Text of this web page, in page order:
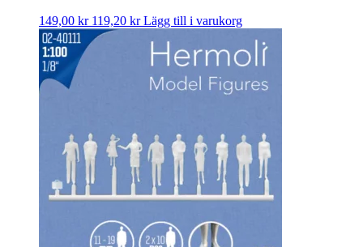
149,00 kr 119,20 kr Lägg till i varukorg